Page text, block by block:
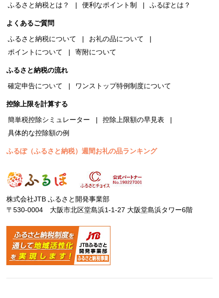
ふるさと納税とは？
便利なポイント制 ふるぽとは？
よくあるご質問
ふるさと納税について
お礼の品について
ポイントについて
寄附について
ふるさと納税の流れ
確定申告について
ワンストップ特例制度について
控除上限を計算する
簡単税控除シミュレーター
控除上限額の早見表
具体的な控除額の例
ふるぽ（ふるさと納税）週間お礼の品ランキング
株式会社JTB ふるさと開発事業部
〒530-0004 大阪市北区堂島浜1-1-27 大阪堂島浜タワー6階